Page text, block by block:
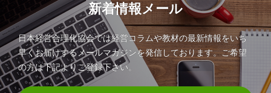
新着情報メール
日本経営合理化協会では経営コラムや教材の最新情報をいち
早くお届けするメールマガジンを発信しております。ご希望
の方は下記よりご登録下さい。